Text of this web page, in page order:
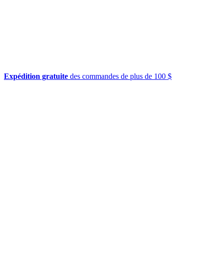
Expédition gratuite des commandes de plus de 100 $